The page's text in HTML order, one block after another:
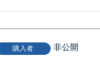
購入者
非公開